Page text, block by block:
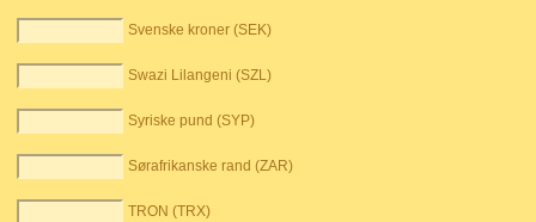
Svenske kroner (SEK)
Swazi Lilangeni (SZL)
Syriske pund (SYP)
Sørafrikanske rand (ZAR)
TRON (TRX)